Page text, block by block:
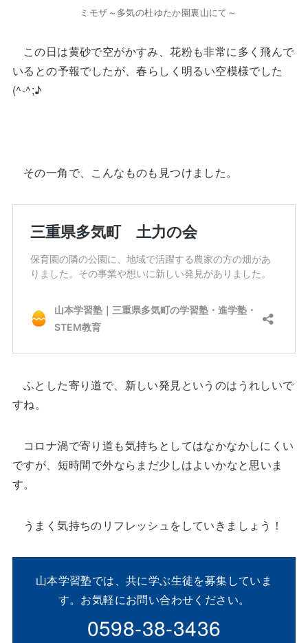
ミモザ～多気の杜ゆたか園裏山にて～
この日は黄砂で空がかすみ、花粉も非常に多く飛んで
いるとの予報でしたが、春らしく明るい空模様でした
(^-^;♪
その一角で、こんなものも見つけました。
ふとした寄り道で、新しい発見というのはうれしいで
すね。
コロナ渦で寄り道も気持ちとしてはなかなかしにくい
ですが、短時間で外ならまだ少しはよいかなと思いま
す。
うまく気持ちのリフレッシュをしていきましょう！
山本学習塾では、共に学ぶ生徒を募集していま
す。お気軽にお問い合わせください。
0598-38-3436